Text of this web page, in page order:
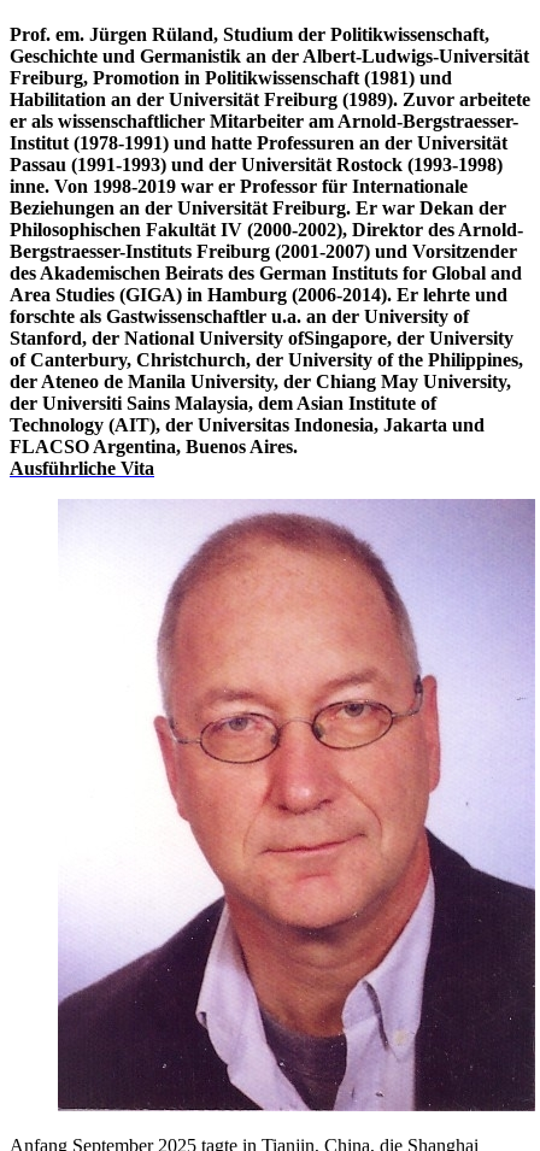
Prof. em. Jürgen Rüland, Studium der Politikwissenschaft,
Geschichte und Germanistik an der Albert-Ludwigs-Universität
Freiburg, Promotion in Politikwissenschaft (1981) und
Habilitation an der Universität Freiburg (1989). Zuvor arbeitete
er als wissenschaftlicher Mitarbeiter am Arnold-Bergstraesser-
Institut (1978-1991) und hatte Professuren an der Universität
Passau (1991-1993) und der Universität Rostock (1993-1998)
inne. Von 1998-2019 war er Professor für Internationale
Beziehungen an der Universität Freiburg. Er war Dekan der
Philosophischen Fakultät IV (2000-2002), Direktor des Arnold-
Bergstraesser-Instituts Freiburg (2001-2007) und Vorsitzender
des Akademischen Beirats des German Instituts for Global and
Area Studies (GIGA) in Hamburg (2006-2014). Er lehrte und
forschte als Gastwissenschaftler u.a. an der University of
Stanford, der National University ofSingapore, der University
of Canterbury, Christchurch, der University of the Philippines,
der Ateneo de Manila University, der Chiang May University,
der Universiti Sains Malaysia, dem Asian Institute of
Technology (AIT), der Universitas Indonesia, Jakarta und
FLACSO Argentina, Buenos Aires.
Ausführliche Vita
Anfang September 2025 tagte in Tianjin, China, die Shanghai